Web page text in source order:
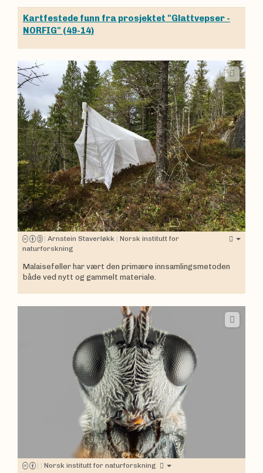
Kartfestede funn fra prosjektet "Glattvepser -
NORFIG" (49-14)
| Arnstein Staverløkk | Norsk institutt for
naturforskning
Malaisefeller har vært den primære innsamlingsmetoden
både ved nytt og gammelt materiale.
| | Norsk institutt for naturforskning